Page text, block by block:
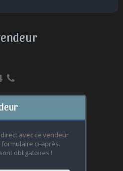
avec ce vendeur
ci-après.
obligatoires !